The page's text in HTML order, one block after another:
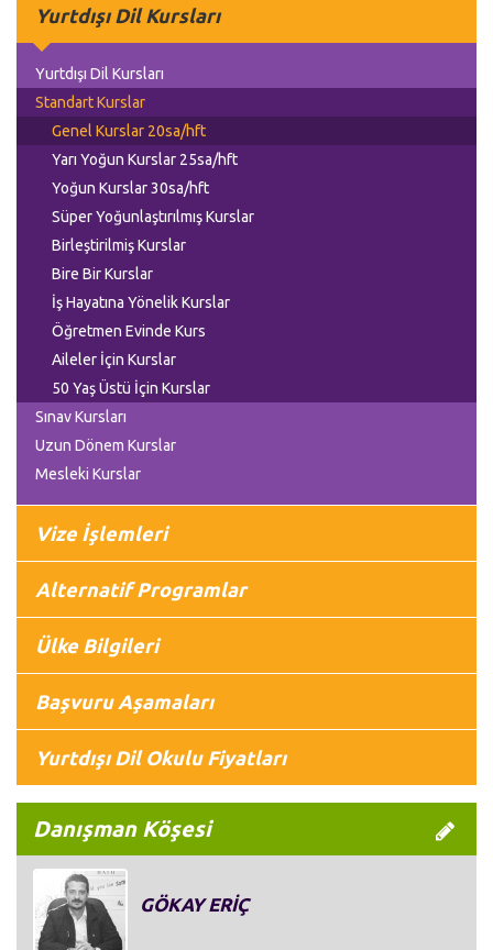
Yurtdışı Dil Kursları
Yurtdışı Dil Kursları
Standart Kurslar
Genel Kurslar 20sa/hft
Yarı Yoğun Kurslar 25sa/hft
Yoğun Kurslar 30sa/hft
Süper Yoğunlaştırılmış Kurslar
Birleştirilmiş Kurslar
Bire Bir Kurslar
İş Hayatına Yönelik Kurslar
Öğretmen Evinde Kurs
Aileler İçin Kurslar
50 Yaş Üstü İçin Kurslar
Sınav Kursları
Uzun Dönem Kurslar
Mesleki Kurslar
Vize İşlemleri
Alternatif Programlar
Ülke Bilgileri
Başvuru Aşamaları
Yurtdışı Dil Okulu Fiyatları
Danışman Köşesi
GÖKAY ERİÇ